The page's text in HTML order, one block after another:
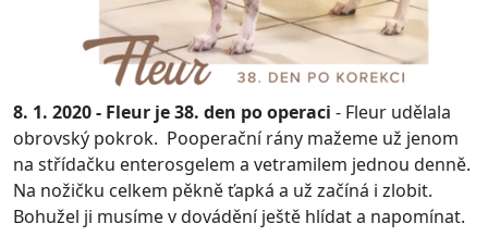
8. 1. 2020 - Fleur je 38. den po operaci - Fleur udělala
obrovský pokrok. Pooperační rány mažeme už jenom
na střídačku enterosgelem a vetramilem jednou denně.
Na nožičku celkem pěkně ťapká a už začíná i zlobit.
Bohužel ji musíme v dovádění ještě hlídat a napomínat.